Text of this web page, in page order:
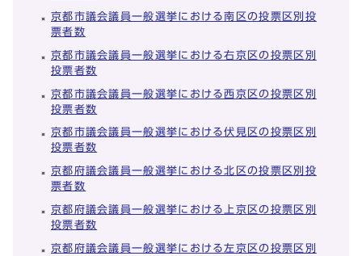
京都市議会議員一般選挙における南区の投票区別投
票者数
京都市議会議員一般選挙における右京区の投票区別
投票者数
京都市議会議員一般選挙における西京区の投票区別
投票者数
京都市議会議員一般選挙における伏見区の投票区別
投票者数
京都府議会議員一般選挙における北区の投票区別投
票者数
京都府議会議員一般選挙における上京区の投票区別
投票者数
京都府議会議員一般選挙における左京区の投票区別